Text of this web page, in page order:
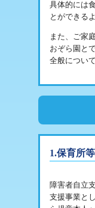
具体的には
とができる
また、ご家
おぞら園と
全般につい
1.保育所
障害者自立
支援事業と